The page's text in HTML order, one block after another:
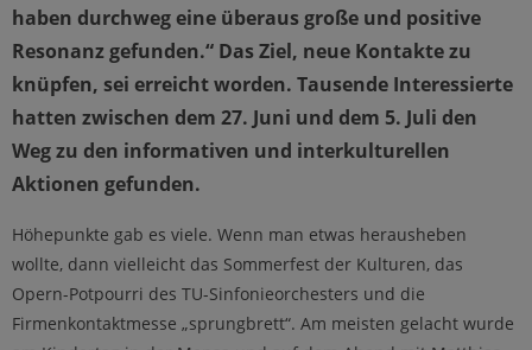
haben durchweg eine überaus große und positive
Resonanz gefunden.“ Das Ziel, neue Kontakte zu
knüpfen, sei erreicht worden. Tausende Interessierte
hatten zwischen dem 27. Juni und dem 5. Juli den
Weg zu den informativen und interkulturellen
Aktionen gefunden.
Höhepunkte gab es viele. Wenn man etwas herausheben
wollte, dann vielleicht das Sommerfest der Kulturen, das
Opern-Potpourri des TU-Sinfonieorchesters und die
Firmenkontaktmesse „sprungbrett“. Am meisten gelacht wurde